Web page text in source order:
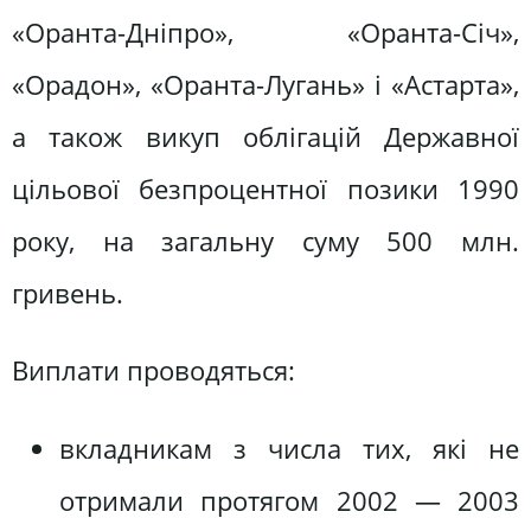
«Оранта-Дніпро», «Оранта-Січ»,
«Орадон», «Оранта-Лугань» і «Астарта»,
а також викуп облігацій Державної
цільової безпроцентної позики 1990
року, на загальну суму 500 млн.
гривень.
Виплати проводяться:
вкладникам з числа тих, які не
отримали протягом 2002 — 2003